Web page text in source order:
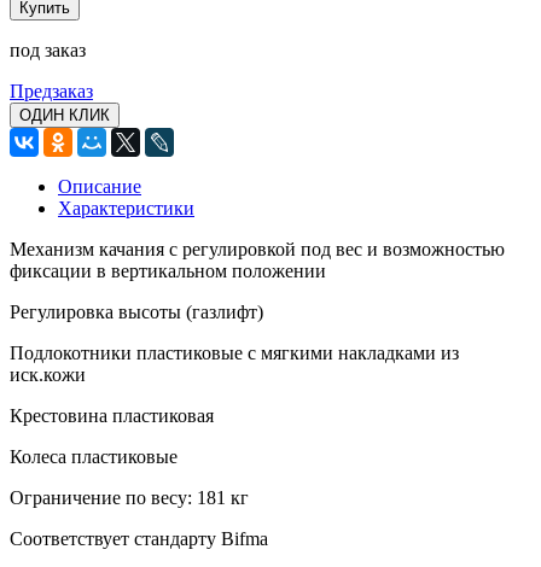
Купить
под заказ
Предзаказ
ОДИН КЛИК
Описание
Характеристики
Механизм качания с регулировкой под вес и возможностью
фиксации в вертикальном положении
Регулировка высоты (газлифт)
Подлокотники пластиковые с мягкими накладками из
иск.кожи
Крестовина пластиковая
Колеса пластиковые
Ограничение по весу: 181 кг
Соответствует стандарту Bifma